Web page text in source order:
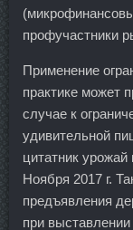
профучастники
Применение
практике может
случае к
удивительной
цитатник урожай
Ноября 2017 г.
предъявления
при